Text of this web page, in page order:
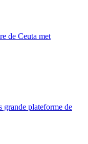
de Ceuta met
plateforme de